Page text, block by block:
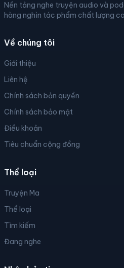
Nền tảng nghe truyện audio và
hàng nghìn tác phẩm chất lượng
Về chúng tôi
Giới thiệu
Liên hệ
Chính sách bản quyền
Chính sách bảo mật
Điều khoản
Tiêu chuẩn cộng đồng
Thể loại
Truyện Ma
Thể loại
Tìm kiếm
Đang nghe